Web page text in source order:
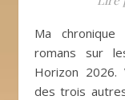
Ma chronique du 22 février mentionnait deux
romans sur
Horizon 2026.
des trois